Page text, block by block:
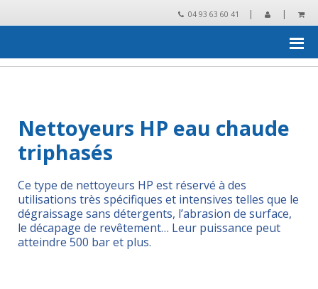
04 93 63 60 41 | |
›
Nettoyeurs HP eau chaude
triphasés
Ce type de nettoyeurs HP est réservé à des
utilisations très spécifiques et intensives telles que le
dégraissage sans détergents, l’abrasion de surface,
le décapage de revêtement… Leur puissance peut
atteindre 500 bar et plus.